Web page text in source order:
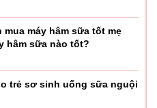
mua máy hâm sữa tốt mẹ
hâm sữa nào tốt?
trẻ sơ sinh uống sữa nguội